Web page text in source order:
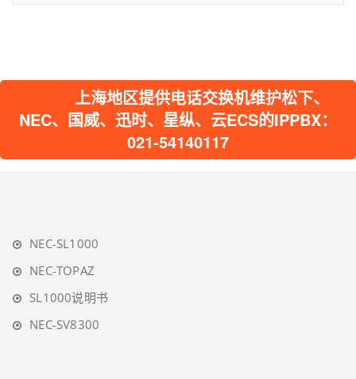
上海地区提供电话交换机维护松下、
NEC、国威、迅时、星纵、云ECS的IPPBX：
021-54140117
NEC-SL1000
NEC-TOPAZ
SL1000说明书
NEC-SV8300